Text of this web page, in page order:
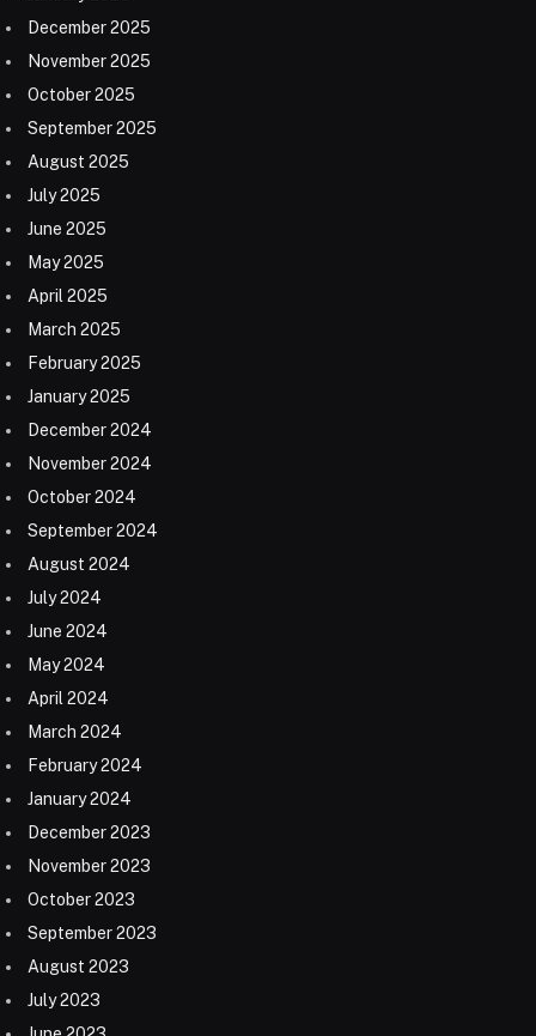
December 2025
November 2025
October 2025
September 2025
August 2025
July 2025
June 2025
May 2025
April 2025
March 2025
February 2025
January 2025
December 2024
November 2024
October 2024
September 2024
August 2024
July 2024
June 2024
May 2024
April 2024
March 2024
February 2024
January 2024
December 2023
November 2023
October 2023
September 2023
August 2023
July 2023